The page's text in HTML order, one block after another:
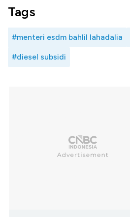
Tags
#menteri esdm bahlil lahadalia
#diesel subsidi